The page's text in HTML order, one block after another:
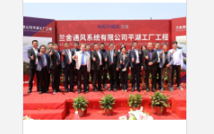
询赋能女性新生